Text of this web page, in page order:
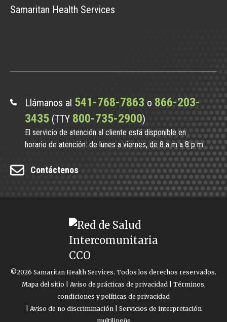
Samaritan Health Services
Llámanos al 541-768-7863 o 866-203-
3435(TTY 800-735-2900)
El servicio de atención al cliente está disponible en
horario de atención: de lunes a viernes, de 8 a m a 8 p m.
Contáctenos
©2026 Samaritan Health Services. Todos los derechos reservados.
Mapa del sitio
Aviso de prácticas de privacidad| Términos,
condiciones y políticas de privacidad
Aviso de no discriminación| Servicios de interpretación